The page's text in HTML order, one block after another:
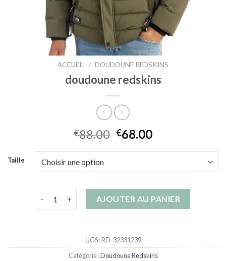
ACCUEIL / DOUDOUNE REDSKINS
doudoune redskins
€88.00 €68.00
Taille
quantité de doudoune redskins
AJOUTER AU PANIER
UGS :RD-32331239
Catégorie :Doudoune Redskins